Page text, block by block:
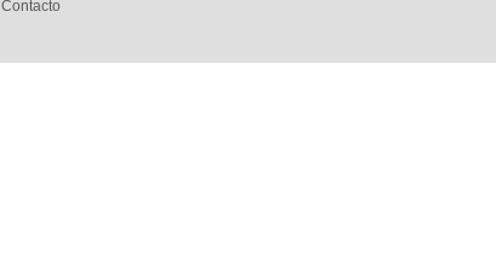
Contacto